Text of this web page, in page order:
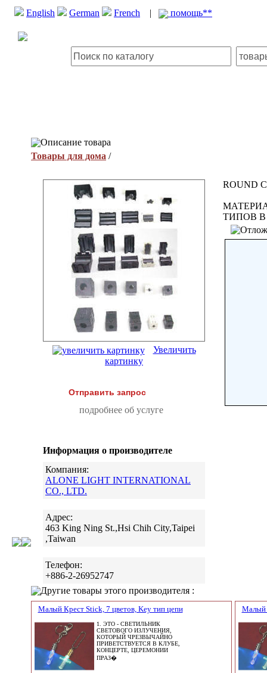
English German French | помощь**
Описание товара
Товары для дома /
Увеличить
картинку
Отправить запрос
подробнее об услуге
Информация о производителе
Компания:
ALONE LIGHT INTERNATIONAL
CO., LTD.
Адрес:
463 King Ning St.,Hsi Chih City,Taipei
,Taiwan
Телефон:
+886-2-26952747
ROUND
ТИПОВ
Другие товары этого производителя :
Малый Крест Stick, 7 цветов, Key тип цепи
1. ЭТО - СВЕТИЛЬНИК
СВЕТОВОГО ИЗЛУЧЕНИЯ,
КОТОРЫЙ ЧРЕЗВЫЧАЙНО
ПРИВЕТСТВУЕТСЯ В КЛУБЕ,
КОНЦЕРТЕ, ЦЕРЕМОНИИ
ПРАЗ�
Малый